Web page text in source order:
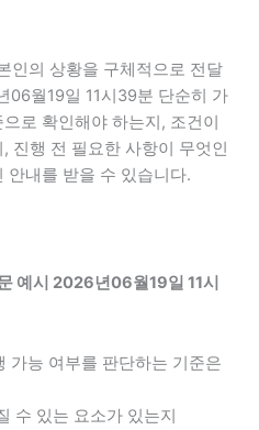
인의 상황을 구체적으로 전달
06월19일 11시39분 단순히 가
로 확인해야 하는지, 조건이
진행 전 필요한 사항이 무엇인
안내를 받을 수 있습니다.
예시 2026년06월19일 11시
가능 여부를 판단하는 기준은
수 있는 요소가 있는지